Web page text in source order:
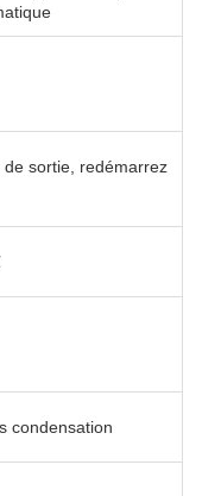
de sortie, redémarrez
condensation